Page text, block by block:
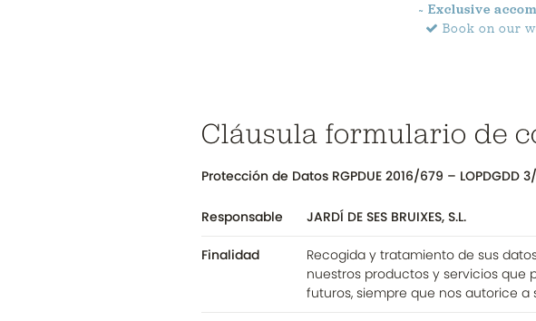
~ Exclusive
Book on our
Cláusula formulario de
Protección de Datos RGPDUE 2016/679 – LOPDGDD
Responsable JARDÍ DE SES BRUIXES, S.L.
Finalidad
Recogida y tratamiento de sus
nuestros productos y servicios
futuros, siempre que nos autorice a